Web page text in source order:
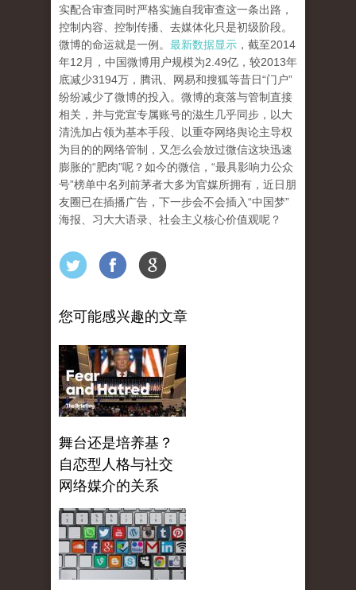
实配合审查同时严格实施自我审查这一条出路，
控制内容、控制传播、去媒体化只是初级阶段。
微博的命运就是一例。 最新数据显示 ，截至2014
年12月，中国微博用户规模为2.49亿，较2013年
底减少3194万，腾讯、网易和搜狐等昔日“门户”
纷纷减少了微博的投入。微博的衰落与管制直接
相关，并与党宣专属账号的滋生几乎同步，以大
清洗加占领为基本手段、以重夺网络舆论主导权
为目的的网络管制，又怎么会放过微信这块迅速
膨胀的“肥肉”呢？如今的微信，“最具影响力公众
号”榜单中名列前茅者大多为官媒所拥有，近日朋
友圈已在插播广告，下一步会不会插入“中国梦”
海报、习大大语录、社会主义核心价值观呢？
您可能感兴趣的文章
舞台还是培养基？
自恋型人格与社交
网络媒介的关系